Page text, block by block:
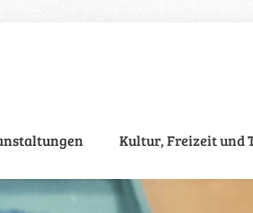
Kultur, Freizeit und